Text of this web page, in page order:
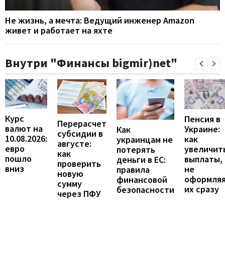
Не жизнь, а мечта: Ведущий инженер Amazon
живет и работает на яхте
Внутри "Финансы bigmir)net"
Курс
валют на
10.08.2026:
евро
пошло
вниз
Перерасчет
субсидии в
августе:
как
проверить
новую
сумму
через ПФУ
Как
украинцам не
потерять
деньги в ЕС:
правила
финансовой
безопасности
Пенсия в
Украине:
как
выплаты,
не
их сразу